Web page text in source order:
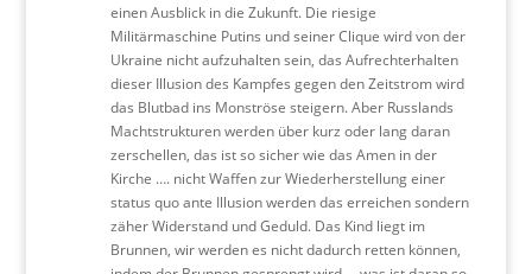
einen Ausblick in die Zukunft. Die riesige
Militärmaschine Putins und seiner Clique wird von der
Ukraine nicht aufzuhalten sein, das Aufrechterhalten
dieser Illusion des Kampfes gegen den Zeitstrom wird
das Blutbad ins Monströse steigern. Aber Russlands
Machtstrukturen werden über kurz oder lang daran
zerschellen, das ist so sicher wie das Amen in der
Kirche …. nicht Waffen zur Wiederherstellung einer
status quo ante Illusion werden das erreichen sondern
zäher Widerstand und Geduld. Das Kind liegt im
Brunnen, wir werden es nicht dadurch retten können,